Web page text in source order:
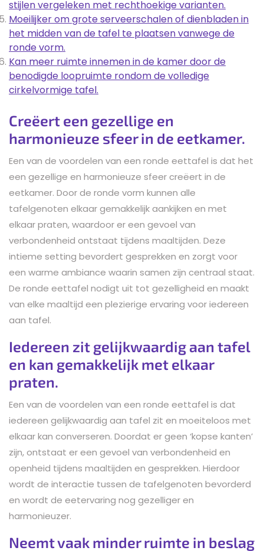
stijlen vergeleken met rechthoekige varianten.
Moeilijker om grote serveerschalen of dienbladen in
het midden van de tafel te plaatsen vanwege de
ronde vorm.
Kan meer ruimte innemen in de kamer door de
benodigde loopruimte rondom de volledige
cirkelvormige tafel.
Creëert een gezellige en
harmonieuze sfeer in de eetkamer.
Een van de voordelen van een ronde eettafel is dat het
een gezellige en harmonieuze sfeer creëert in de
eetkamer. Door de ronde vorm kunnen alle
tafelgenoten elkaar gemakkelijk aankijken en met
elkaar praten, waardoor er een gevoel van
verbondenheid ontstaat tijdens maaltijden. Deze
intieme setting bevordert gesprekken en zorgt voor
een warme ambiance waarin samen zijn centraal staat.
De ronde eettafel nodigt uit tot gezelligheid en maakt
van elke maaltijd een plezierige ervaring voor iedereen
aan tafel.
Iedereen zit gelijkwaardig aan tafel
en kan gemakkelijk met elkaar
praten.
Een van de voordelen van een ronde eettafel is dat
iedereen gelijkwaardig aan tafel zit en moeiteloos met
elkaar kan converseren. Doordat er geen ‘kopse kanten’
zijn, ontstaat er een gevoel van verbondenheid en
openheid tijdens maaltijden en gesprekken. Hierdoor
wordt de interactie tussen de tafelgenoten bevorderd
en wordt de eetervaring nog gezelliger en
harmonieuzer.
Neemt vaak minder ruimte in beslag